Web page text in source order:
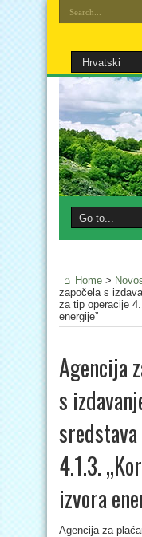
Home >
započela s
za tip operacije
energije”
Agencija
s
4.1.3.
izvora
Agencija za